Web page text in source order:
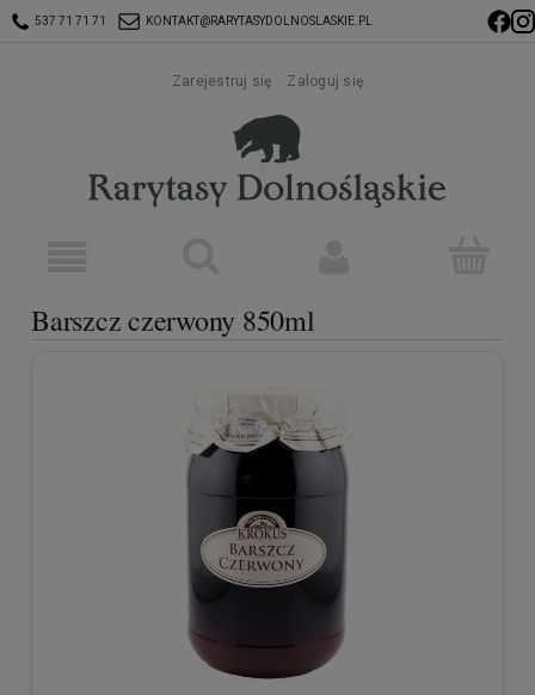
537 71 71 71 KONTAKT@RARYTASYDOLNOSLASKIE.PL
Zarejestruj się Zaloguj się
Barszcz czerwony 850ml